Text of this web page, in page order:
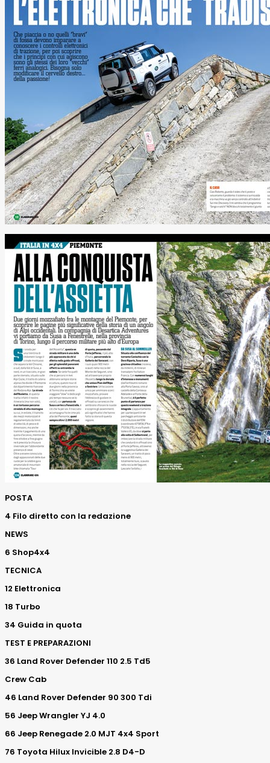
POSTA
4 Filo diretto con la redazione
NEWS
6 Shop4x4
TECNICA
12 Elettronica
18 Turbo
34 Guida in quota
TEST E PREPARAZIONI
36 Land Rover Defender 110 2.5 Td5
Crew Cab
46 Land Rover Defender 90 300 Tdi
56 Jeep Wrangler YJ 4.0
66 Jeep Renegade 2.0 MJT 4x4 Sport
76 Toyota Hilux Invicible 2.8 D4-D